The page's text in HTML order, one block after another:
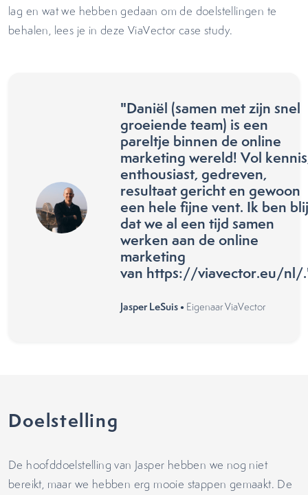
lag en wat we hebben gedaan om de doelstellingen te
behalen, lees je in deze ViaVector case study.
"Daniël (samen met zijn snel
groeiende team) is een
pareltje binnen de online
marketing wereld! Vol
enthousiast, gedreven,
resultaat gericht en gewoon
een hele fijne vent. Ik ben blij
dat we al een tijd samen
werken aan de online
marketing
van https://viavector.eu/nl/
Jasper LeSuis • Eigenaar ViaVector
Doelstelling
De hoofddoelstelling van Jasper hebben we nog niet
bereikt, maar we hebben erg mooie stappen gemaakt. De